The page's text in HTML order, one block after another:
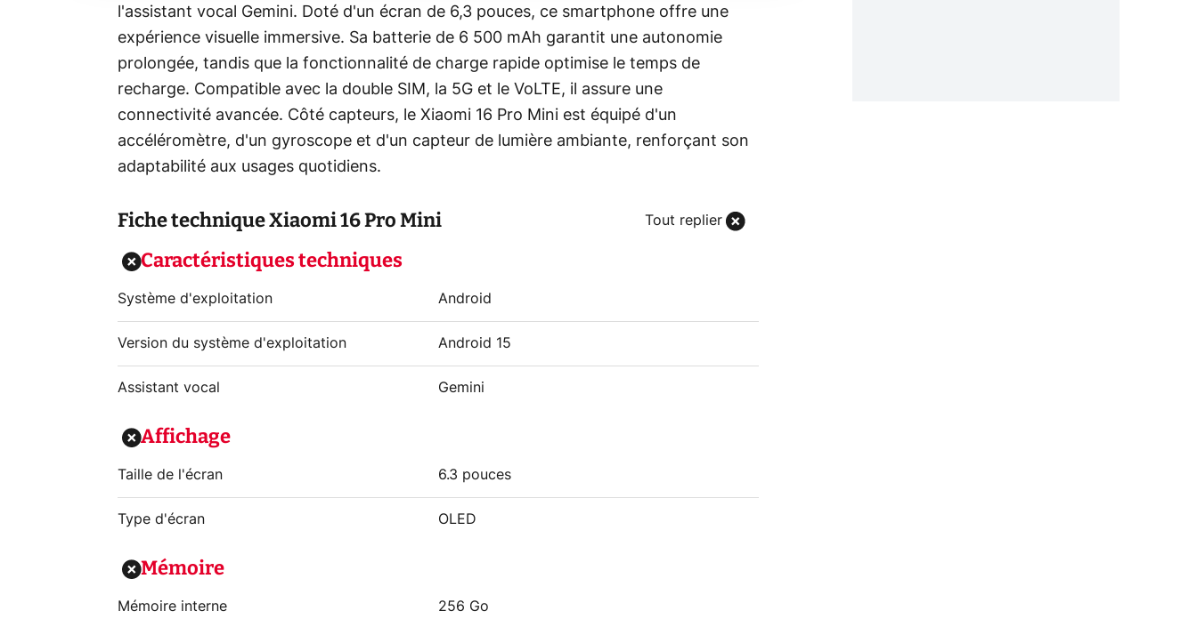
l'assistant vocal Gemini. Doté d'un écran de 6,3 pouces, ce smartphone offre une
expérience visuelle immersive. Sa batterie de 6 500 mAh garantit une autonomie
prolongée, tandis que la fonctionnalité de charge rapide optimise le temps de
recharge. Compatible avec la double SIM, la 5G et le VoLTE, il assure une
connectivité avancée. Côté capteurs, le Xiaomi 16 Pro Mini est équipé d'un
accéléromètre, d'un gyroscope et d'un capteur de lumière ambiante, renforçant son
adaptabilité aux usages quotidiens.
Fiche techniqueXiaomi 16 Pro Mini Tout replier
Caractéristiques techniques
Système d'exploitation Android
Version du système d'exploitation Android 15
Assistant vocal Gemini
Affichage
Taille de l'écran 6.3 pouces
Type d'écran OLED
Mémoire
Mémoire interne 256 Go